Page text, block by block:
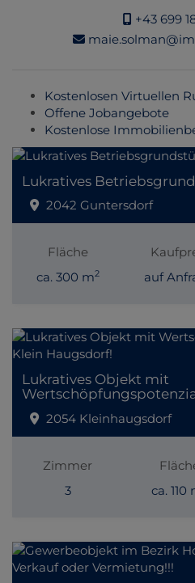
+43 699
Kostenlosen Virtuellen
Offene Jobangebote
Kostenlose
Lukratives
2042 Guntersdorf
Fläche
ca. 300 m2
auf
Lukratives Objekt mit
2054 Kleinhaugsdorf
Zimmer
3
ca. 110